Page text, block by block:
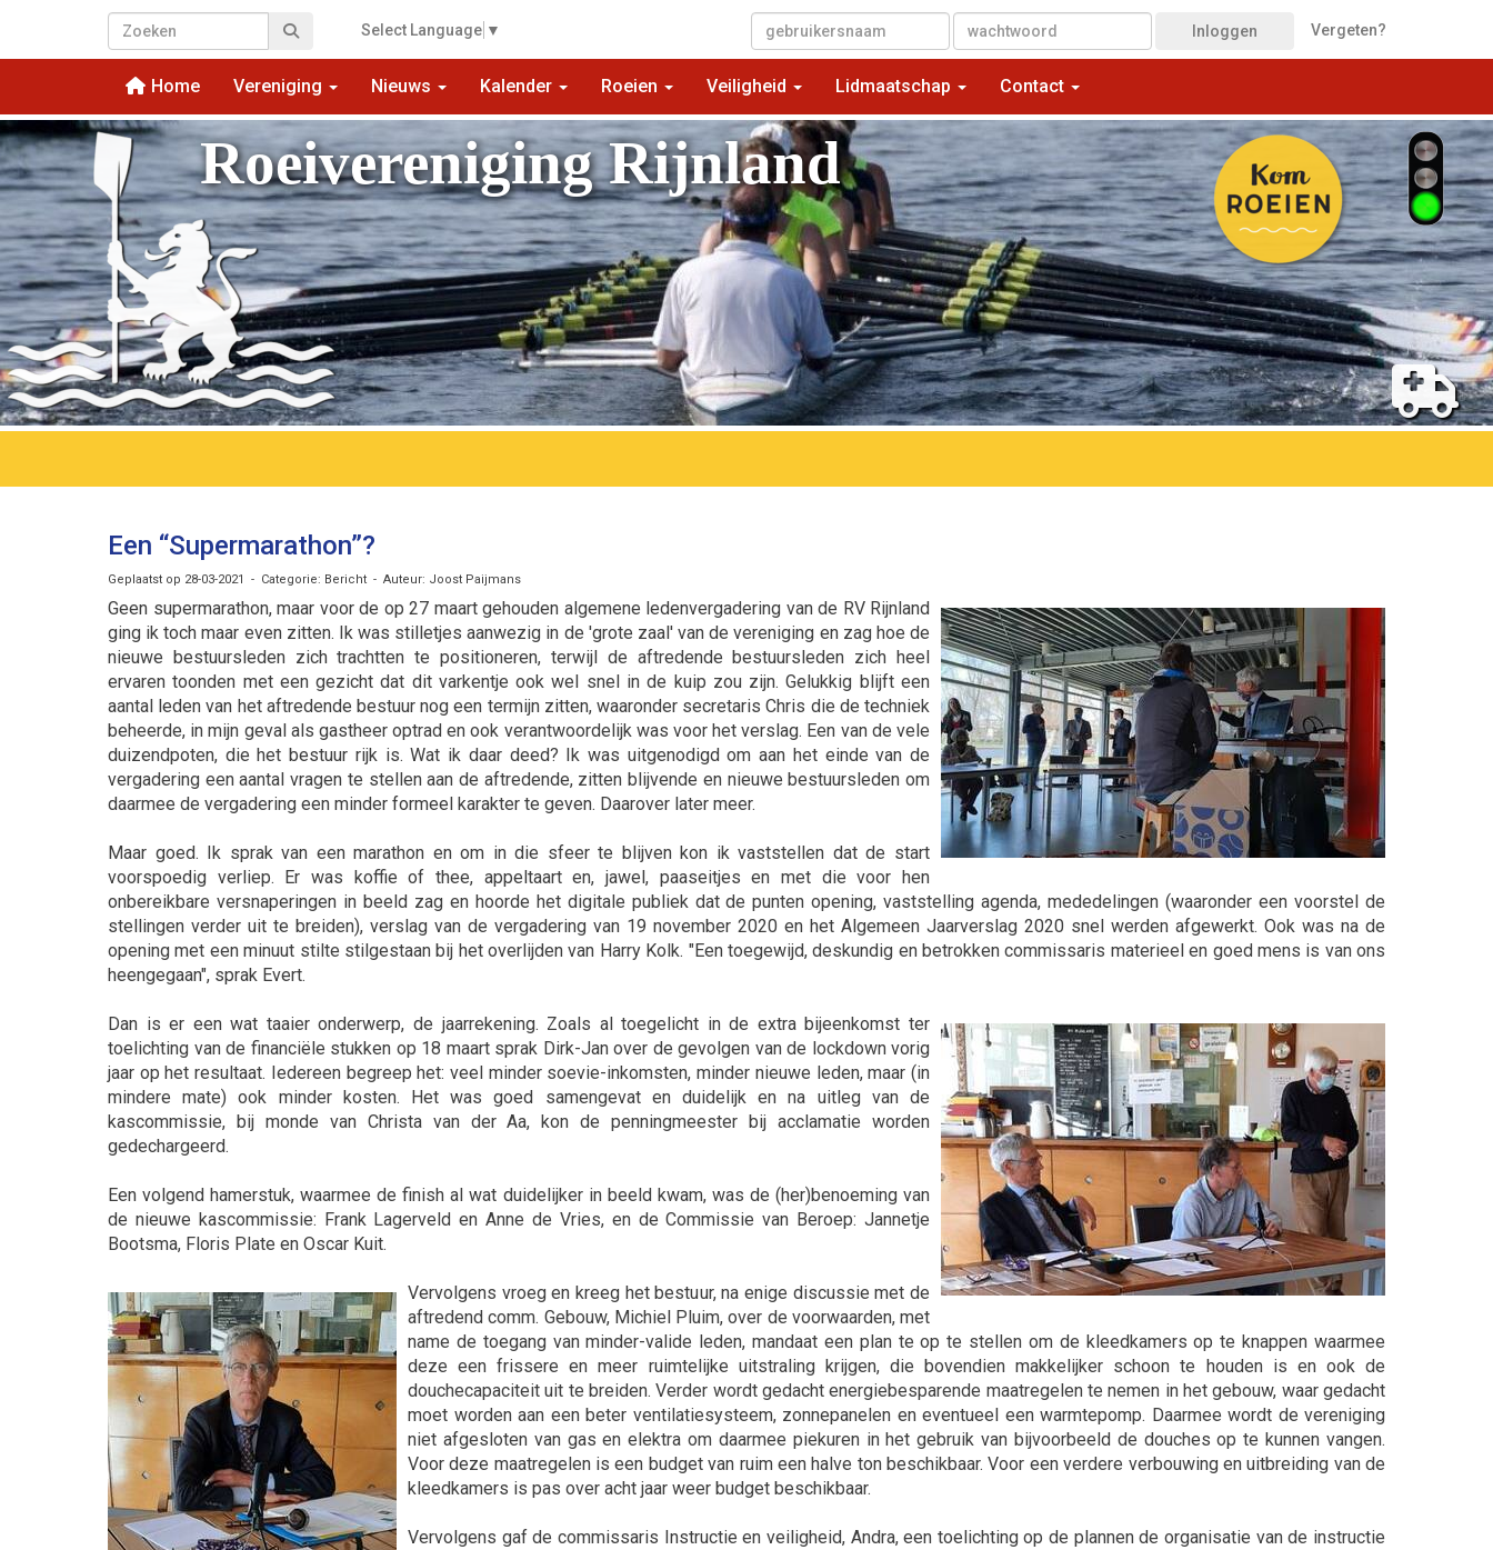
Select Language ▼ Inloggen Vergeten?
Home Vereniging Nieuws Kalender Roeien Veiligheid Lidmaatschap Contact
Roeivereniging Rijnland
Een “Supermarathon”?
Geplaatst op 28-03-2021 - Categorie: Bericht - Auteur: Joost Paijmans
Geen supermarathon, maar voor de op 27 maart gehouden algemene ledenvergadering van de RV Rijnland
ging ik toch maar even zitten. Ik was stilletjes aanwezig in de 'grote zaal' van de vereniging en zag hoe de
nieuwe bestuursleden zich trachtten te positioneren, terwijl de aftredende bestuursleden zich heel
ervaren toonden met een gezicht dat dit varkentje ook wel snel in de kuip zou zijn. Gelukkig blijft een
aantal leden van het aftredende bestuur nog een termijn zitten, waaronder secretaris Chris die de techniek
beheerde, in mijn geval als gastheer optrad en ook verantwoordelijk was voor het verslag. Een van de vele
duizendpoten, die het bestuur rijk is. Wat ik daar deed? Ik was uitgenodigd om aan het einde van de
vergadering een aantal vragen te stellen aan de aftredende, zitten blijvende en nieuwe bestuursleden om
daarmee de vergadering een minder formeel karakter te geven. Daarover later meer.
Maar goed. Ik sprak van een marathon en om in die sfeer te blijven kon ik vaststellen dat de start
voorspoedig verliep. Er was koffie of thee, appeltaart en, jawel, paaseitjes en met die voor hen
onbereikbare versnaperingen in beeld zag en hoorde het digitale publiek dat de punten opening, vaststelling agenda, mededelingen (waaronder een voorstel de
stellingen verder uit te breiden), verslag van de vergadering van 19 november 2020 en het Algemeen Jaarverslag 2020 snel werden afgewerkt. Ook was na de
opening met een minuut stilte stilgestaan bij het overlijden van Harry Kolk. "Een toegewijd, deskundig en betrokken commissaris materieel en goed mens is van ons
heengegaan", sprak Evert.
Dan is er een wat taaier onderwerp, de jaarrekening. Zoals al toegelicht in de extra bijeenkomst ter
toelichting van de financiële stukken op 18 maart sprak Dirk-Jan over de gevolgen van de lockdown vorig
jaar op het resultaat. Iedereen begreep het: veel minder soevie-inkomsten, minder nieuwe leden, maar (in
mindere mate) ook minder kosten. Het was goed samengevat en duidelijk en na uitleg van de
kascommissie, bij monde van Christa van der Aa, kon de penningmeester bij acclamatie worden
gedechargeerd.
Een volgend hamerstuk, waarmee de finish al wat duidelijker in beeld kwam, was de (her)benoeming van
de nieuwe kascommissie: Frank Lagerveld en Anne de Vries, en de Commissie van Beroep: Jannetje
Bootsma, Floris Plate en Oscar Kuit.
Vervolgens vroeg en kreeg het bestuur, na enige discussie met de
aftredend comm. Gebouw, Michiel Pluim, over de voorwaarden, met
name de toegang van minder-valide leden, mandaat een plan te op te stellen om de kleedkamers op te knappen waarmee
deze een frissere en meer ruimtelijke uitstraling krijgen, die bovendien makkelijker schoon te houden is en ook de
douchecapaciteit uit te breiden. Verder wordt gedacht energiebesparende maatregelen te nemen in het gebouw, waar gedacht
moet worden aan een beter ventilatiesysteem, zonnepanelen en eventueel een warmtepomp. Daarmee wordt de vereniging
niet afgesloten van gas en elektra om daarmee piekuren in het gebruik van bijvoorbeeld de douches op te kunnen vangen.
Voor deze maatregelen is een budget van ruim een halve ton beschikbaar. Voor een verdere verbouwing en uitbreiding van de
kleedkamers is pas over acht jaar weer budget beschikbaar.
Vervolgens gaf de commissaris Instructie en veiligheid, Andra, een toelichting op de plannen de organisatie van de instructie